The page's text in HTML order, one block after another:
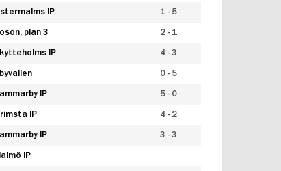
IP 1 - 5
plan 3 2 - 1
IP 4 - 3
0 - 5
IP 5 - 0
IP 4 - 2
IP 3 - 3
IP